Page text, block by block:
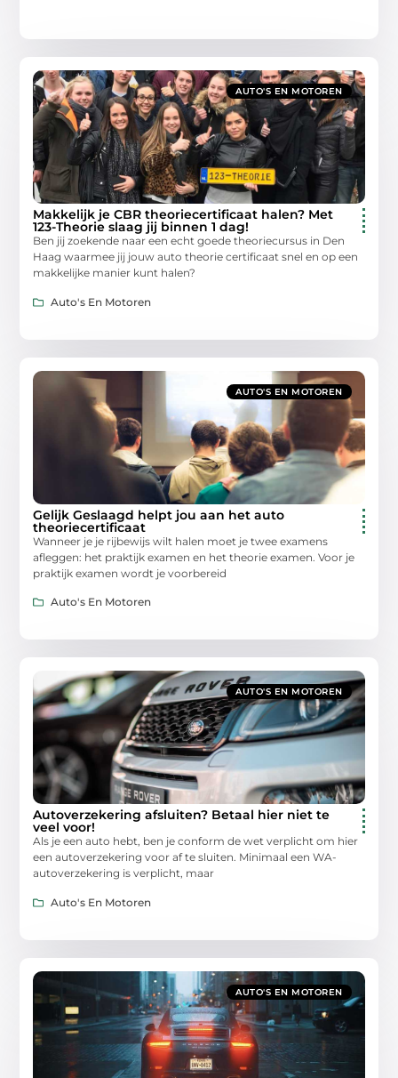
AUTO'S EN MOTOREN
Makkelijk je CBR theoriecertificaat halen? Met
123-Theorie slaag jij binnen 1 dag!
Ben jij zoekende naar een echt goede theoriecursus in Den
Haag waarmee jij jouw auto theorie certificaat snel en op een
makkelijke manier kunt halen?
Auto's En Motoren
AUTO'S EN MOTOREN
Gelijk Geslaagd helpt jou aan het auto
theoriecertificaat
Wanneer je je rijbewijs wilt halen moet je twee examens
afleggen: het praktijk examen en het theorie examen. Voor je
praktijk examen wordt je voorbereid
Auto's En Motoren
AUTO'S EN MOTOREN
Autoverzekering afsluiten? Betaal hier niet te
veel voor!
Als je een auto hebt, ben je conform de wet verplicht om hier
een autoverzekering voor af te sluiten. Minimaal een WA-
autoverzekering is verplicht, maar
Auto's En Motoren
AUTO'S EN MOTOREN